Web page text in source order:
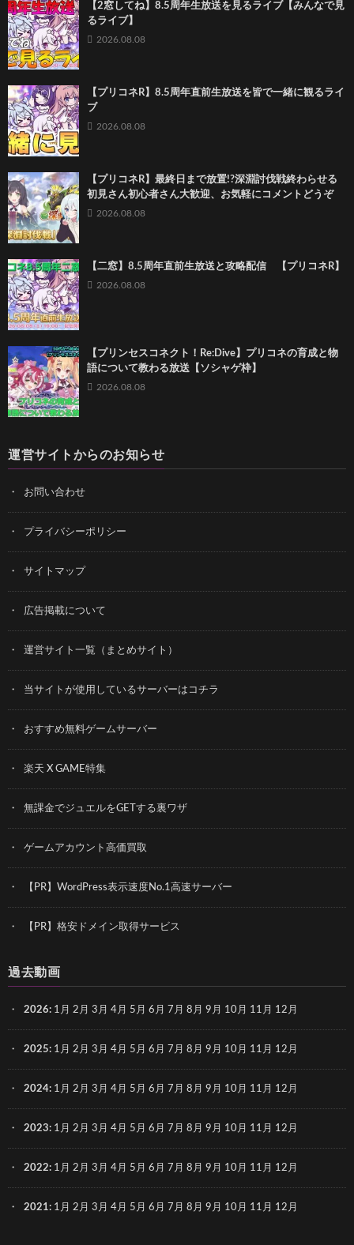
【2窓してね】8.5周年生放送を見るライブ【みんなで見
るライブ】
2026.08.08
【プリコネR】8.5周年直前生放送を皆で一緒に観るライ
ブ
2026.08.08
【プリコネR】最終日まで放置!?深淵討伐戦終わらせる
初見さん初心者さん大歓迎、お気軽にコメントどうぞ
2026.08.08
【二窓】8.5周年直前生放送と攻略配信 【プリコネR】
2026.08.08
【プリンセスコネクト！Re:Dive】プリコネの育成と物
語について教わる放送【ソシャゲ枠】
2026.08.08
運営サイトからのお知らせ
お問い合わせ
プライバシーポリシー
サイトマップ
広告掲載について
運営サイト一覧（まとめサイト）
当サイトが使用しているサーバーはコチラ
おすすめ無料ゲームサーバー
楽天 X GAME特集
無課金でジュエルをGETする裏ワザ
ゲームアカウント高価買取
【PR】WordPress表示速度No.1高速サーバー
【PR】格安ドメイン取得サービス
過去動画
2026: 1月 2月 3月 4月 5月 6月 7月 8月 9月 10月 11月 12月
2025: 1月 2月 3月 4月 5月 6月 7月 8月 9月 10月 11月 12月
2024: 1月 2月 3月 4月 5月 6月 7月 8月 9月 10月 11月 12月
2023: 1月 2月 3月 4月 5月 6月 7月 8月 9月 10月 11月 12月
2022: 1月 2月 3月 4月 5月 6月 7月 8月 9月 10月 11月 12月
2021: 1月 2月 3月 4月 5月 6月 7月 8月 9月 10月 11月 12月